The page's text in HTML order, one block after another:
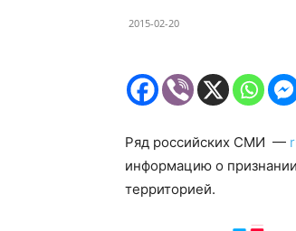
2015-02-20
Ряд российских СМИ —
информацию о
территорией.